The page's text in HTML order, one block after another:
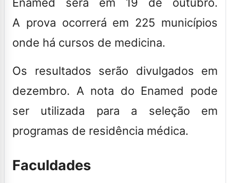
A prova ocorrerá em 225 municípios
onde há cursos de medicina.
Os resultados serão divulgados em
dezembro. A nota do Enamed pode
ser utilizada para a seleção em
programas de residência médica.
Faculdades